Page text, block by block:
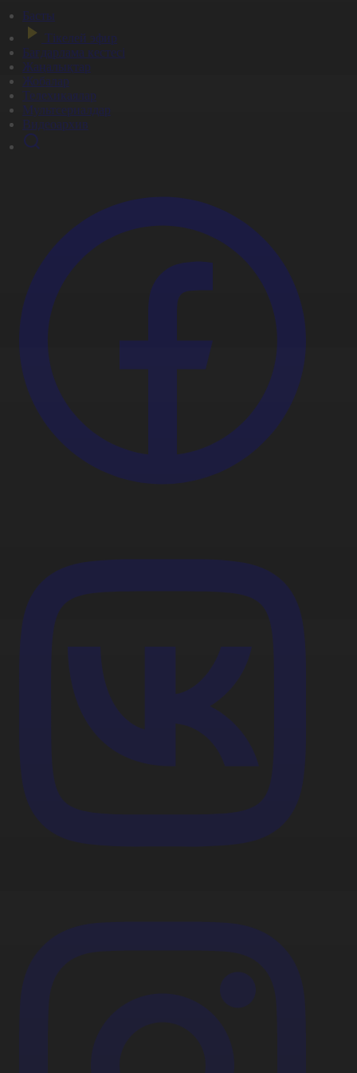
Басты
Тікелей эфир
Бағдарлама кестесі
Жаңалықтар
Жобалар
Телехикаялар
Мультсериалдар
Видеоархив